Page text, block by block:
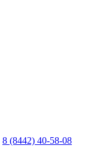
8 (8442) 40-58-08